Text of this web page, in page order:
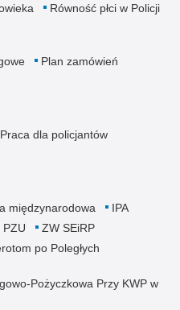
Równość płci w Policji
Plan zamówień
Praca dla policjantów
międzynarodowa
IPA
PZU
ZW SEiRP
po Poległych
Pożyczkowa Przy KWP w